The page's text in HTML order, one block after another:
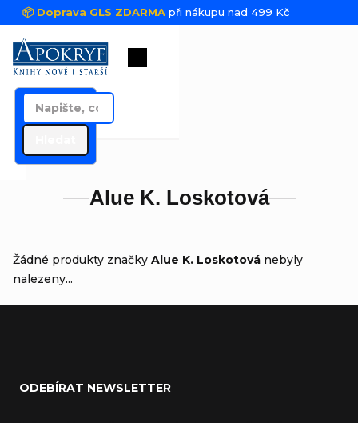
Přejít na obsah
📦 Doprava GLS ZDARMA při nákupu nad 499 Kč
Nákupní košík
Alue K. Loskotová
Žádné produkty značky Alue K. Loskotová nebyly
nalezeny...
ODEBÍRAT NEWSLETTER